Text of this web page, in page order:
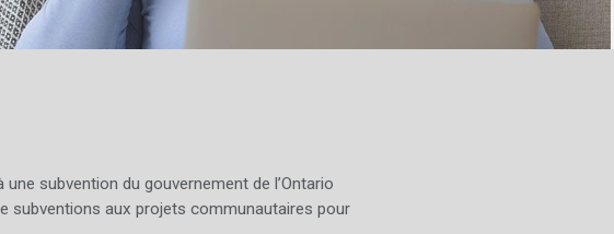
subvention du gouvernement de l’Ontario
subventions aux projets communautaires pour